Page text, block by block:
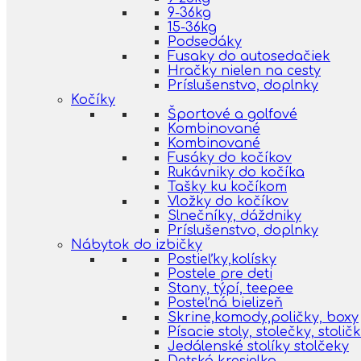
9-36kg
15-36kg
Podsedáky
Fusaky do autosedačiek
Hračky nielen na cesty
Príslušenstvo, doplnky
Kočíky
Športové a golfové
Kombinované
Kombinované
Fusáky do kočíkov
Rukávniky do kočíka
Tašky ku kočíkom
Vložky do kočíkov
Slnečníky, dáždniky
Príslušenstvo, doplnky
Nábytok do izbičky
Postieľky,kolísky
Postele pre deti
Stany, týpí, teepee
Posteľná bielizeň
Skrine,komody,poličky, boxy
Písacie stoly, stolečky,
Jedálenské stolíky stolčeky